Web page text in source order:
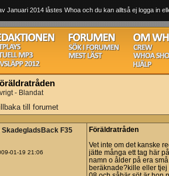
Januari 2014 låstes Whoa och du kan alltså ej logga in
- Blandat
till forumet
SkadegladsBack F35
01-19 21:06
Föräldratråden
Vet inte om det kanske
jätte många ett tag här
namn o ålder på era
beräknade?kille eller tjej